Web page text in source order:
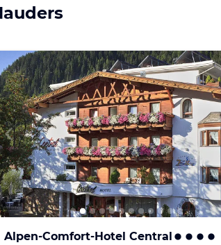
Alpen-Comfort-Hotel Central